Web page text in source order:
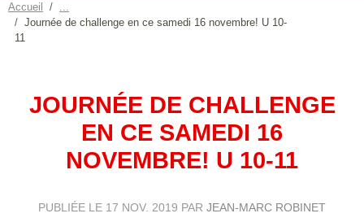
Accueil
Journée de challenge en ce samedi 16 novembre! U 10-
11
JOURNÉE DE CHALLENGE
EN CE SAMEDI 16
NOVEMBRE! U 10-11
PUBLIÉE LE 17 NOV. 2019 PAR JEAN-MARC ROBINET